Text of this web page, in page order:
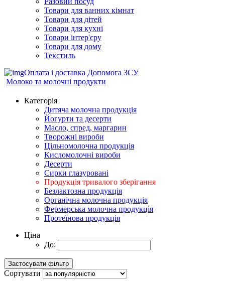
Товари для ванних кімнат
Товари для дітей
Товари для кухні
Товари інтер'єру
Товари для дому
Текстиль
Оплата і доставка Допомога ЗСУ
Молоко та молочні продукти
Категорія
Дитяча молочна продукція
Йогурти та десерти
Масло, спред, маргарин
Творожні вироби
Цільномолочна продукція
Кисломолочні вироби
Десерти
Сирки глазуровані
Продукція тривалого зберігання
Безлактозна продукція
Органічна молочна продукція
Фермерська молочна продукція
Протеїнова продукція
Ціна
До:
Сортувати